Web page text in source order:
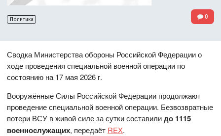
Политика 0
Сводка Министерства обороны Российской Федерации о
ходе проведения специальной военной операции по
состоянию на 17 мая 2026 г.
Вооружённые Силы Российской Федерации продолжают
проведение специальной военной операции. Безвозвратные
потери ВСУ в живой силе за сутки составилидо 1115
военнослужащих, передаёт REX.